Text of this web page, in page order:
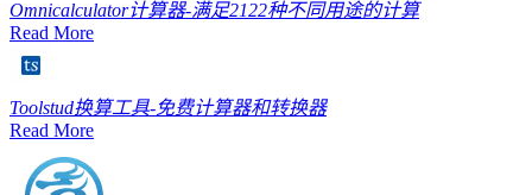
Omnicalculator计算器-满足2122种不同用途的计算
Read More
Toolstud换算工具-免费计算器和转换器
Read More